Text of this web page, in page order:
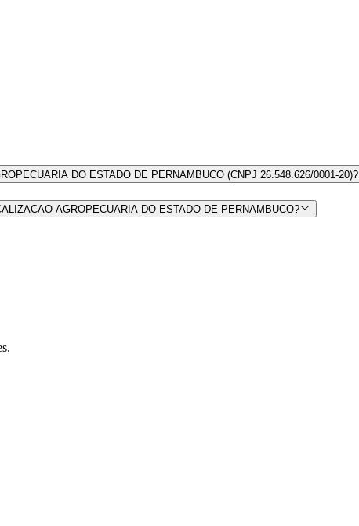
DO ESTADO DE PERNAMBUCO (CNPJ 26.548.626/0001-20)?
AGROPECUARIA DO ESTADO DE PERNAMBUCO?